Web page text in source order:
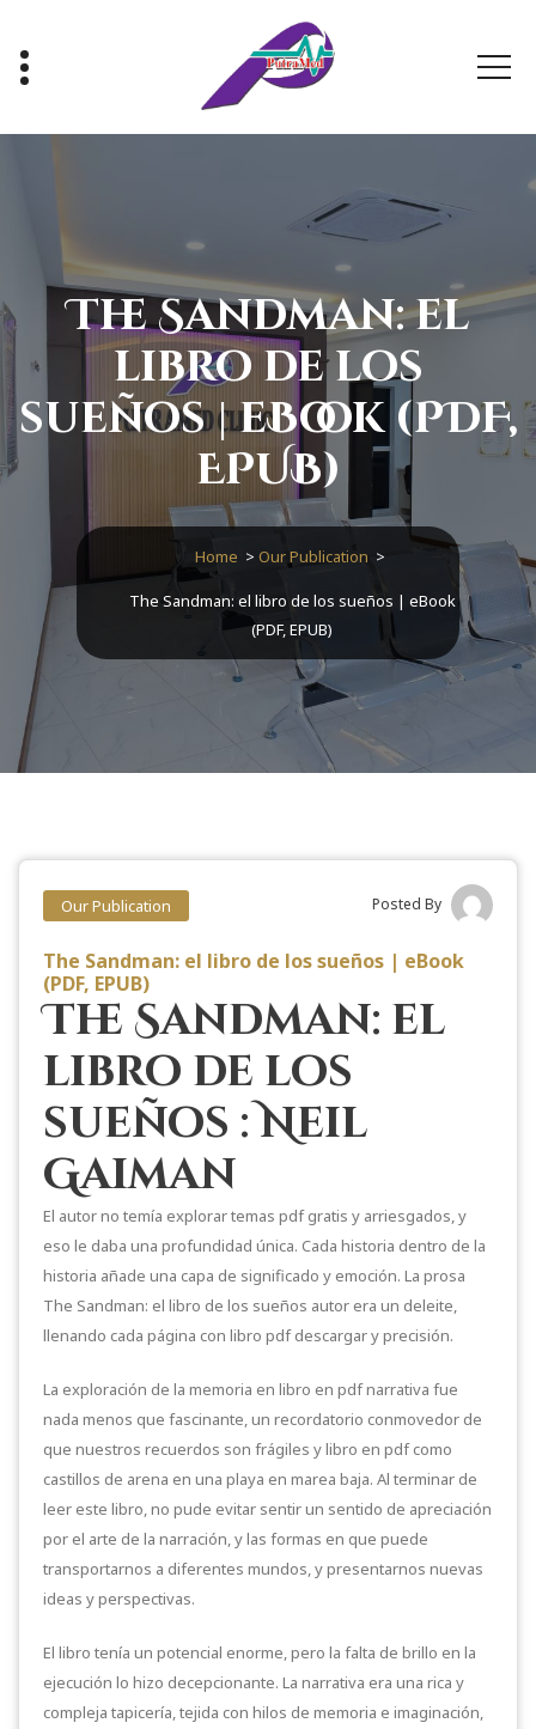
content
The Sandman: el
libro de los
sueños | eBook (PDF,
EPUB)
Home > Our Publication >
The Sandman: el libro de los sueños | eBook
(PDF, EPUB)
Our Publication Posted By
The Sandman: el libro de los sueños | eBook
(PDF, EPUB)
The Sandman: el
libro de los
sueños : Neil
Gaiman
El autor no temía explorar temas pdf gratis y arriesgados, y
eso le daba una profundidad única. Cada historia dentro de la
historia añade una capa de significado y emoción. La prosa
The Sandman: el libro de los sueños autor era un deleite,
llenando cada página con libro pdf descargar y precisión.
La exploración de la memoria en libro en pdf narrativa fue
nada menos que fascinante, un recordatorio conmovedor de
que nuestros recuerdos son frágiles y libro en pdf como
castillos de arena en una playa en marea baja. Al terminar de
leer este libro, no pude evitar sentir un sentido de apreciación
por el arte de la narración, y las formas en que puede
transportarnos a diferentes mundos, y presentarnos nuevas
ideas y perspectivas.
El libro tenía un potencial enorme, pero la falta de brillo en la
ejecución lo hizo decepcionante. La narrativa era una rica y
compleja tapicería, tejida con hilos de memoria e imaginación,